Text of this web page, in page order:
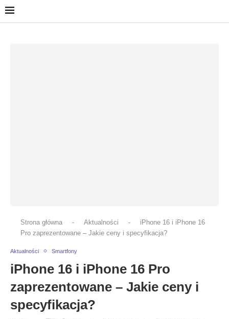
Strona główna - Aktualności -
iPhone 16 i iPhone 16
Pro zaprezentowane – Jakie ceny i specyfikacja?
Aktualności Smartfony
iPhone 16 i iPhone 16 Pro
zaprezentowane – Jakie ceny i
specyfikacja?